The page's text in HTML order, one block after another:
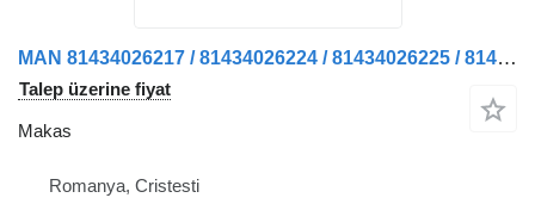
MAN 81434026217 / 81434026224 / 81434026225 / 81434026185 kamyon için Arc lamelar axă față stânga makas
Talep üzerine fiyat
Makas
Romanya, Cristesti